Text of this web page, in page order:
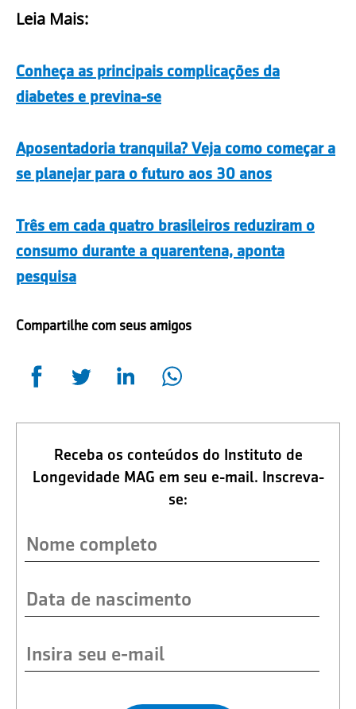
Leia Mais:
Conheça as principais complicações da
diabetes e previna-se
Aposentadoria tranquila? Veja como começar a
se planejar para o futuro aos 30 anos
Três em cada quatro brasileiros reduziram o
consumo durante a quarentena, aponta
pesquisa
Compartilhe com seus amigos
Receba os conteúdos do Instituto de
Longevidade MAG em seu e-mail. Inscreva-
se: